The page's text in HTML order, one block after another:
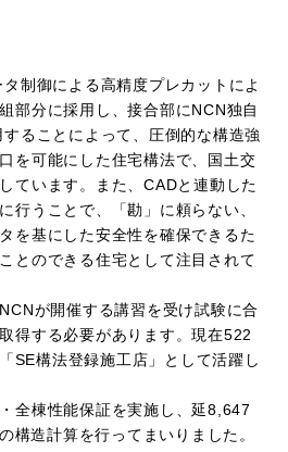
制御による高精度プレカットによ
部分に採用し、接合部にNCN独自
ることによって、圧倒的な構造強
を可能にした住宅構法で、国土交
ています。また、CADと連動した
行うことで、「勘」に頼らない、
を基にした安全性を確保できるた
とのできる住宅として注目されて
が開催する講習を受け試験に合
得する必要があります。現在522
SE構法登録施工店」として活躍し
全棟性能保証を実施し、延8,647
構造計算を行ってまいりました。